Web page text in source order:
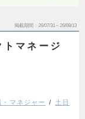
掲載期間 26/07/31～26/08/13
トマネージ
・マネジャー
土日